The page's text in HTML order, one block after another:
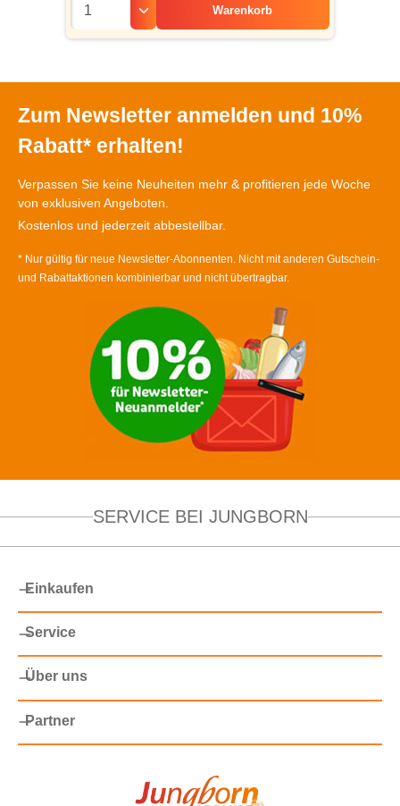
Warenkorb
Zum Newsletter anmelden und 10%
Rabatt* erhalten!
Verpassen Sie keine Neuheiten mehr & profitieren jede Woche
von exklusiven Angeboten.
Kostenlos und jederzeit abbestellbar.
* Nur gültig für neue Newsletter-Abonnenten. Nicht mit anderen Gutschein-
und Rabattaktionen kombinierbar und nicht übertragbar.
SERVICE BEI JUNGBORN
Einkaufen
Service
Über uns
Partner